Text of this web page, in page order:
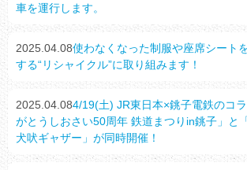
車を運行します。
2025.04.08使わなくなった制服や座席シート
する“リシャイクル”に取り組みます！
2025.04.084/19(土) JR東日本×銚子電鉄のコ
がとうしおさい50周年 鉄道まつりin銚子」と
犬吠ギャザー」が同時開催！